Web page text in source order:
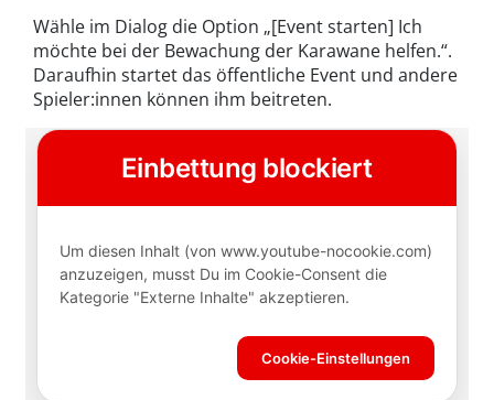
Wähle im Dialog die Option „[Event starten] Ich
möchte bei der Bewachung der Karawane helfen.“.
Daraufhin startet das öffentliche Event und andere
Spieler:innen können ihm beitreten.